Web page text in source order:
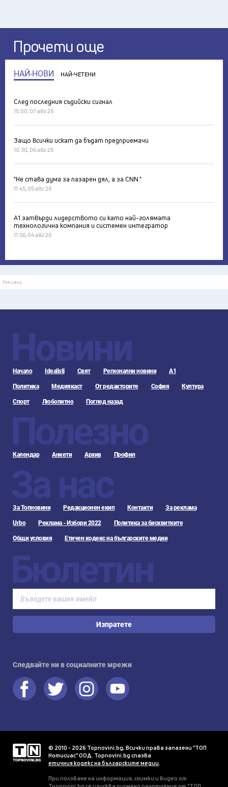
Прочети още
НАЙ-НОВИ НАЙ-ЧЕТЕНИ
След последния съдийски сигнал
15:00, 07 авг 26
Защо всички искат да бъдат предприемачи
10:30, 06 авг 26
"Не става дума за пазарен дял, а за CNN."
11:45, 05 авг 26
А1 затвърди лидерството си като най-голямата
технологична компания и системен интегратор
11:56, 04 авг 26
Реклама
Новини
Начало Idealisti Свят Регионални новини А1
Политика Медиякаст От редакторите София Култура
Спорт Любопитно Поглед назад
Полезно
Календар Анкети Архив Профил
За нас
За Топновини Редакционен екип Контакти За реклама
Urbo Реклама - Избори 2022 Политика за бисквитките
Общи условия Етичен кодекс на българските медии
Бюлетин
Изпратете
Следвайте ни в социалните мрежи
© 2010 - 2026 Topnovini.bg, Всички права запазени "ТОП
Нотисиас" ООД. Topnovini.bg спазва
етичния кодекс на българските медии.
При ползване на информация, снимки и видео от